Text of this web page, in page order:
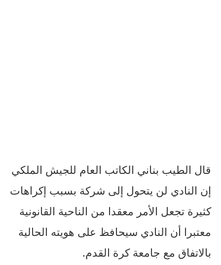
قال الطيب بناني الكاتب العام للجيش الملكي
إن النادي لن يتحول إلى شركة بسبب إكراهات
كثيرة تجعل الأمر معقدا من الناحية القانونية
معتبرا أن النادي سيحافظ على هويته الحالية
بالاتفاق مع جامعة كرة القدم.